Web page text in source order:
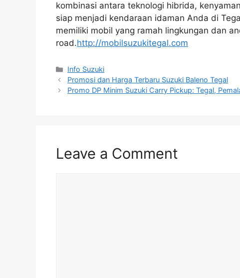
kombinasi antara teknologi hibrida,
siap menjadi kendaraan idaman Anda di
memiliki mobil yang ramah lingkungan dan
road.http://mobilsuzukitegal.com
Info Suzuki
Promosi dan Harga Terbaru Suzuki Baleno Tegal
Promo DP Minim Suzuki Carry Pickup: Tegal,
Leave a Comment